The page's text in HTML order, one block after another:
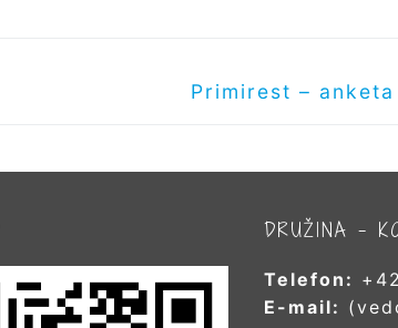
Další
Primirest –
DRUŽINA –
Telefon:
E-mail: